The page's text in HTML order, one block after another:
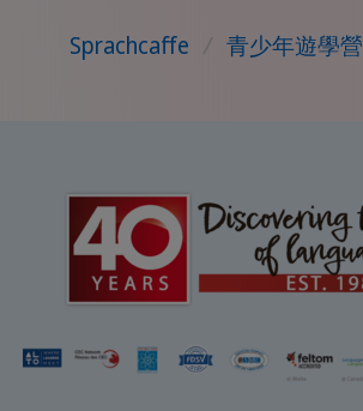
Sprachcaffe / 青少年遊學營